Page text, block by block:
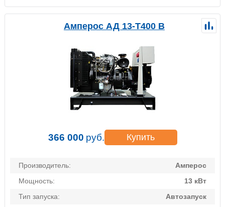
Амперос АД 13-Т400 B
366 000 руб. Купить
Производитель:
Амперос
Мощность:
13 кВт
Тип запуска:
Автозапуск